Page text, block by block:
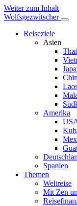
Weiter zum Inhalt
Wolfsgezwitscher
Reiseziele
Asien
Amerika
Spanien
Themen
Weltreise
Mit Zen